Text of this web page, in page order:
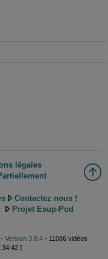
légales
Contactez nous !
Projet Esup-Pod
Version 3.8.4- 11086 vidéos
]